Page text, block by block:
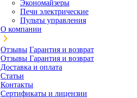
Экономайзеры
Печи электрические
Пульты управления
О компании
Отзывы Гарантия и возврат
Отзывы Гарантия и возврат
Доставка и оплата
Статьи
Контакты
Сертификаты и лицензии